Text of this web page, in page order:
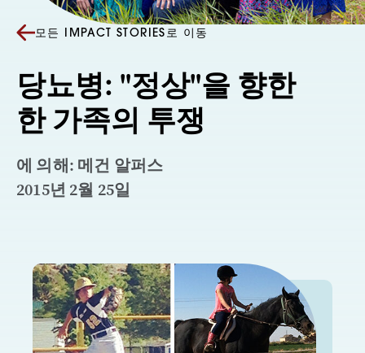
모든 IMPACT STORIES로 이동
당뇨병: "정상"을 향한
한 가족의 투쟁
에 의해: 메건 알퍼스
2015년 2월 25일